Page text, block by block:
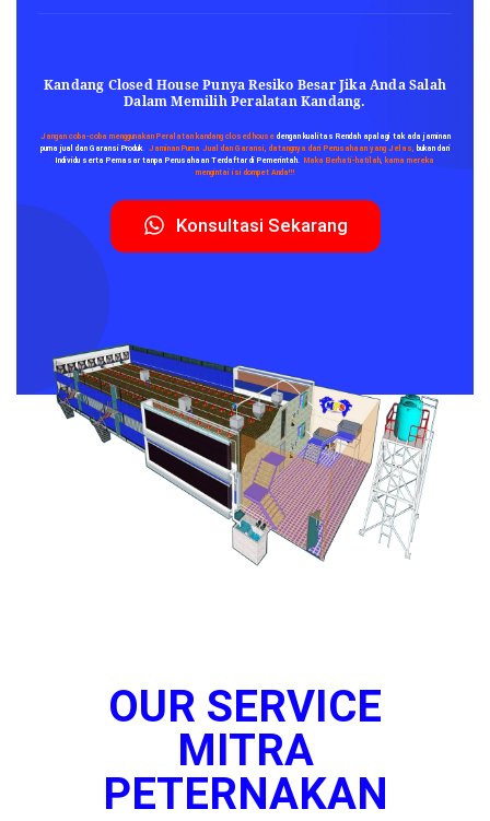
Kandang Closed House Punya Resiko Besar Jika Anda Salah
Dalam Memilih Peralatan Kandang.
Jangan coba-coba menggunakan Peralatan kandang closed housedengan kualitas Rendah apalagi tak ada jaminan
purna jual dan Garansi Produk. Jaminan Purna Jual dan Garansi, datangnya dari Perusahaan yang Jelas, bukan dari
Individu serta Pemasar tanpa Perusahaan Terdaftar di Pemerintah.
Maka Berhati-hatilah, karna mereka
mengintai isi dompet Anda!!!
Konsultasi Sekarang
OUR SERVICE
MITRA
PETERNAKAN